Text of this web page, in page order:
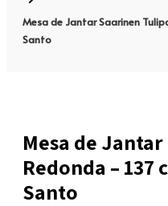
Mesa de Jantar Saarinen
Santo
Mesa de
Redonda –
Santo